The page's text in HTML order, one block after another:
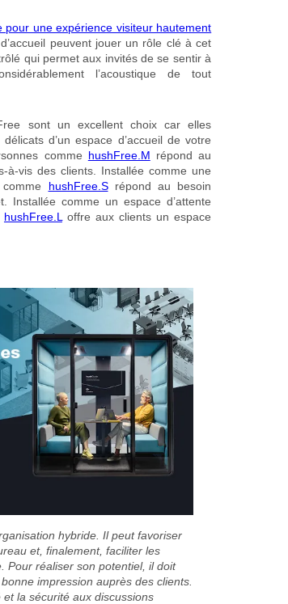
pour une expérience visiteur hautement
peuvent jouer un rôle clé à cet
qui permet aux invités de se sentir à
l’acoustique de tout
sont un excellent choix car elles
d’un espace d’accueil de votre
comme hushFree.M répond au
à-vis des clients. Installée comme une
hushFree.Srépond au besoin
Installée comme un espace d’attente
hushFree.L
offre aux clients un espace
hybride. Il peut favoriser
et, finalement, faciliter les
Pour réaliser son potentiel, il doit
impression auprès des clients.
la sécurité aux discussions